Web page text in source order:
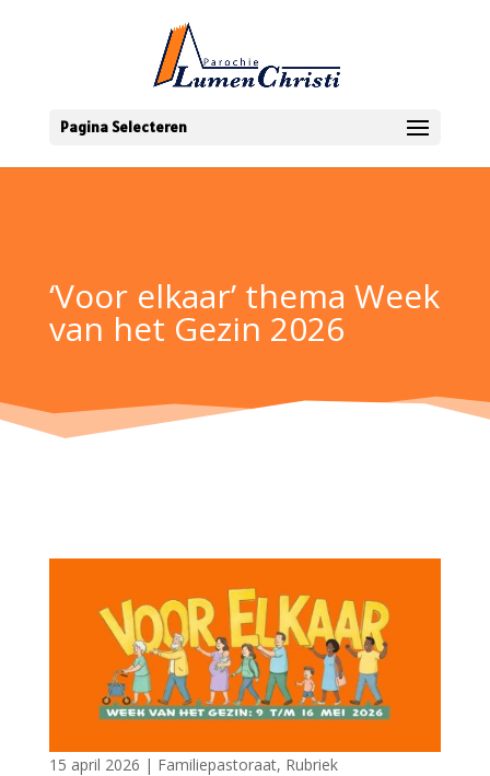
Pagina Selecteren
‘Voor elkaar’ thema Week
van het Gezin 2026
15 april 2026 | Familiepastoraat, Rubriek